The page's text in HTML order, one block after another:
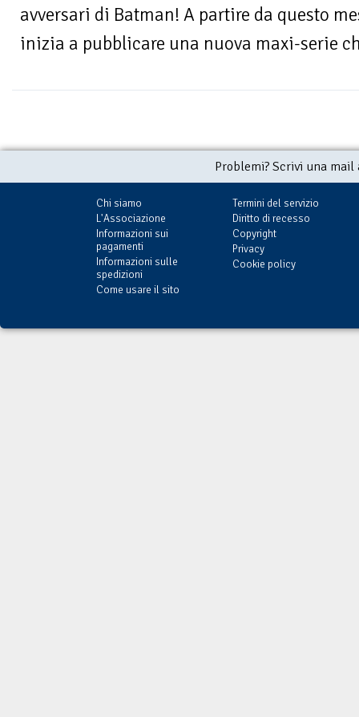
avversari di Batman! A partire da questo
inizia a pubblicare una nuova maxi-serie
Problemi? Scrivi una
Chi siamo
L'Associazione
Informazioni sui
pagamenti
Informazioni sulle
spedizioni
Come usare il sito
Termini del servizio
Diritto di recesso
Copyright
Privacy
Cookie policy